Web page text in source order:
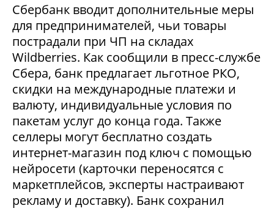
Сбербанк вводит дополнительные меры
для предпринимателей, чьи товары
пострадали при ЧП на складах
Wildberries. Как сообщили в пресс-службе
Сбера, банк предлагает льготное РКО,
скидки на международные платежи и
валюту, индивидуальные условия по
пакетам услуг до конца года. Также
селлеры могут бесплатно создать
интернет-магазин под ключ с помощью
нейросети (карточки переносятся с
маркетплейсов, эксперты настраивают
рекламу и доставку). Банк сохранил